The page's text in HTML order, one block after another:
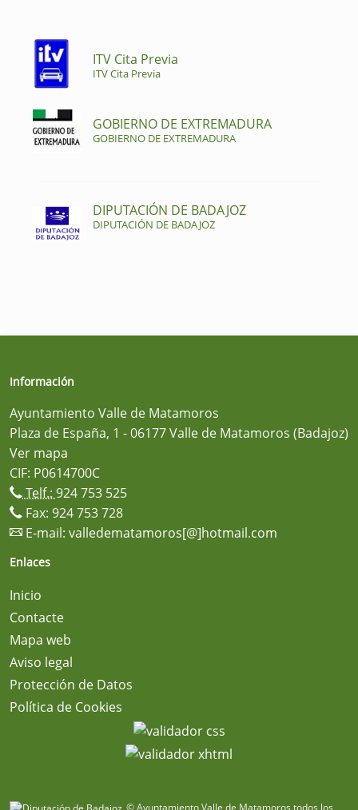
ITV Cita Previa
ITV Cita Previa
GOBIERNO DE EXTREMADURA
GOBIERNO DE EXTREMADURA
DIPUTACIÓN DE BADAJOZ
DIPUTACIÓN DE BADAJOZ
Información
Ayuntamiento Valle de Matamoros
Plaza de España, 1 - 06177 Valle de Matamoros (Badajoz)
Ver mapa
CIF: P0614700C
Telf.: 924 753 525
Fax: 924 753 728
E-mail: valledematamoros[@]hotmail.com
Enlaces
Inicio
Contacte
Mapa web
Aviso legal
Protección de Datos
Política de Cookies